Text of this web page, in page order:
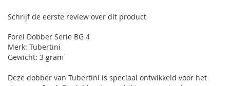
gallerij
Schrijf de eerste review over dit product
Forel Dobber Serie BG 4
Merk: Tubertini
Gewicht: 3 gram
Deze dobber van Tubertini is speciaal ontwikkeld voor het